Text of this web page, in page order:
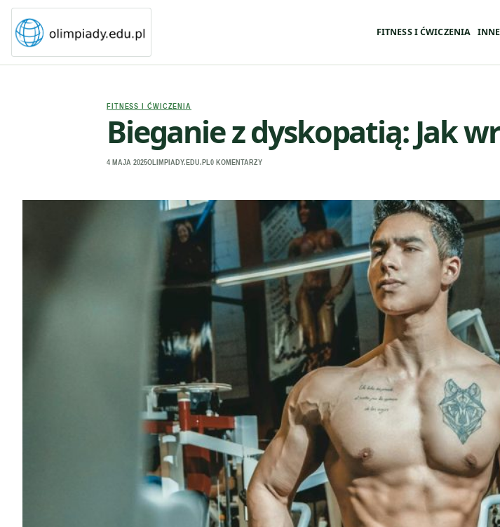
FITNESS I ĆWICZENIA
FITNESS I ĆWICZENIA
Bieganie z dyskopatią: Jak
4 MAJA 2025OLIMPIADY.EDU.PL 0 KOMENTARZY